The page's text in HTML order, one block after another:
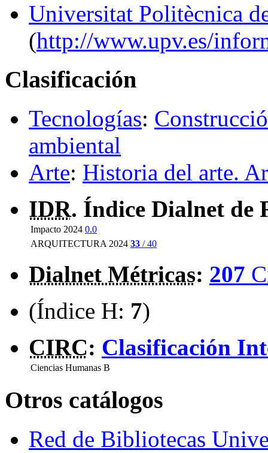
Universitat Politècnica
(http://www.upv.es/
Clasificación
Tecnologías:
ambiental
Arte: Historia del arte.
IDR. Índice Dialnet de
Impacto 2024 0.0
ARQUITECTURA 2024 33 / 40
Dialnet Métricas: 207
(Índice H: 7)
CIRC: Clasificación
Ciencias Humanas B
Otros catálogos
Red de Bibliotecas